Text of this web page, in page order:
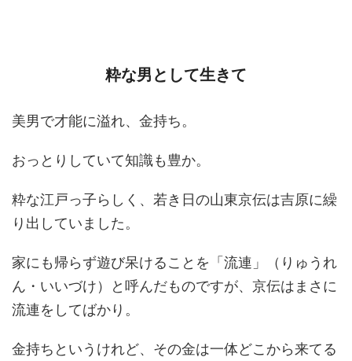
粋な男として生きて
美男で才能に溢れ、金持ち。
おっとりしていて知識も豊か。
粋な江戸っ子らしく、若き日の山東京伝は吉原に繰
り出していました。
家にも帰らず遊び呆けることを「流連」（りゅうれ
ん・いいづけ）と呼んだものですが、京伝はまさに
流連をしてばかり。
金持ちというけれど、その金は一体どこから来てる